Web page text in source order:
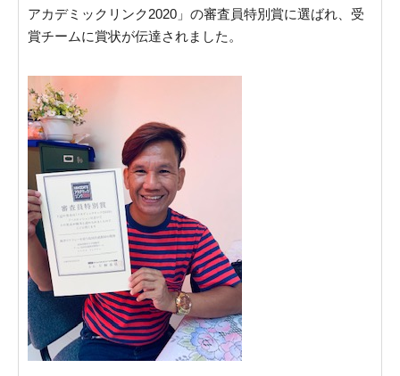
アカデミックリンク2020」の審査員特別賞に選ばれ、受
賞チームに賞状が伝達されました。